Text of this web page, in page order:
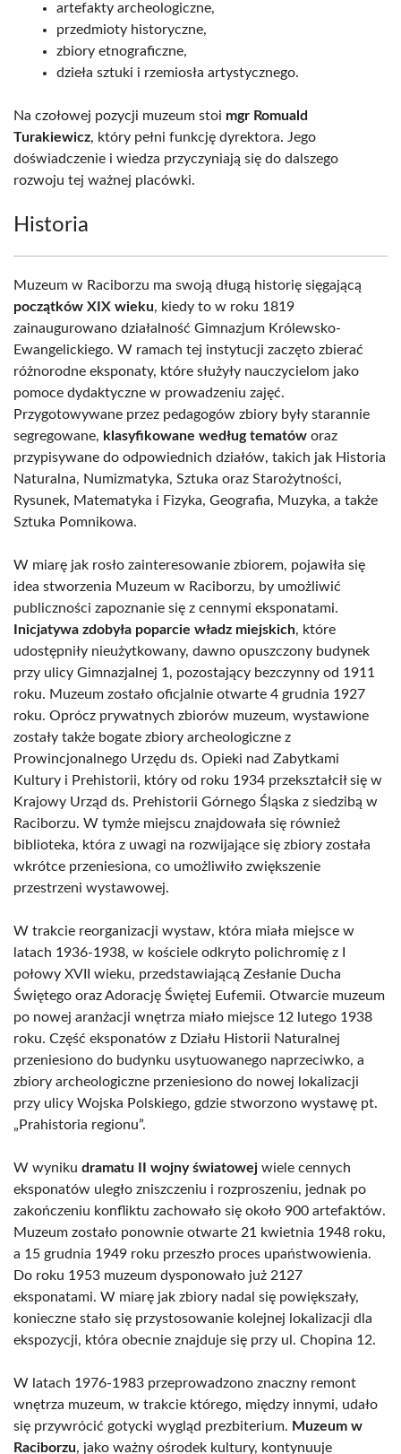
artefakty archeologiczne,
przedmioty historyczne,
zbiory etnograficzne,
dzieła sztuki i rzemiosła artystycznego.
Na czołowej pozycji muzeum stoi mgr Romuald
Turakiewicz, który pełni funkcję dyrektora. Jego
doświadczenie i wiedza przyczyniają się do dalszego
rozwoju tej ważnej placówki.
Historia
Muzeum w Raciborzu ma swoją długą historię sięgającą
początków XIX wieku, kiedy to w roku 1819
zainaugurowano działalność Gimnazjum Królewsko-
Ewangelickiego. W ramach tej instytucji zaczęto zbierać
różnorodne eksponaty, które służyły nauczycielom jako
pomoce dydaktyczne w prowadzeniu zajęć.
Przygotowywane przez pedagogów zbiory były starannie
segregowane, klasyfikowane według tematów oraz
przypisywane do odpowiednich działów, takich jak Historia
Naturalna, Numizmatyka, Sztuka oraz Starożytności,
Rysunek, Matematyka i Fizyka, Geografia, Muzyka, a także
Sztuka Pomnikowa.
W miarę jak rosło zainteresowanie zbiorem, pojawiła się
idea stworzenia Muzeum w Raciborzu, by umożliwić
publiczności zapoznanie się z cennymi eksponatami.
Inicjatywa zdobyła poparcie władz miejskich, które
udostępniły nieużytkowany, dawno opuszczony budynek
przy ulicy Gimnazjalnej 1, pozostający bezczynny od 1911
roku. Muzeum zostało oficjalnie otwarte 4 grudnia 1927
roku. Oprócz prywatnych zbiorów muzeum, wystawione
zostały także bogate zbiory archeologiczne z
Prowincjonalnego Urzędu ds. Opieki nad Zabytkami
Kultury i Prehistorii, który od roku 1934 przekształcił się w
Krajowy Urząd ds. Prehistorii Górnego Śląska z siedzibą w
Raciborzu. W tymże miejscu znajdowała się również
biblioteka, która z uwagi na rozwijające się zbiory została
wkrótce przeniesiona, co umożliwiło zwiększenie
przestrzeni wystawowej.
W trakcie reorganizacji wystaw, która miała miejsce w
latach 1936-1938, w kościele odkryto polichromię z I
połowy XVII wieku, przedstawiającą Zesłanie Ducha
Świętego oraz Adorację Świętej Eufemii. Otwarcie muzeum
po nowej aranżacji wnętrza miało miejsce 12 lutego 1938
roku. Część eksponatów z Działu Historii Naturalnej
przeniesiono do budynku usytuowanego naprzeciwko, a
zbiory archeologiczne przeniesiono do nowej lokalizacji
przy ulicy Wojska Polskiego, gdzie stworzono wystawę pt.
„Prahistoria regionu”.
W wyniku dramatu II wojny światowej wiele cennych
eksponatów uległo zniszczeniu i rozproszeniu, jednak po
zakończeniu konfliktu zachowało się około 900 artefaktów.
Muzeum zostało ponownie otwarte 21 kwietnia 1948 roku,
a 15 grudnia 1949 roku przeszło proces upaństwowienia.
Do roku 1953 muzeum dysponowało już 2127
eksponatami. W miarę jak zbiory nadal się powiększały,
konieczne stało się przystosowanie kolejnej lokalizacji dla
ekspozycji, która obecnie znajduje się przy ul. Chopina 12.
W latach 1976-1983 przeprowadzono znaczny remont
wnętrza muzeum, w trakcie którego, między innymi, udało
się przywrócić gotycki wygląd prezbiterium. Muzeum w
Raciborzu, jako ważny ośrodek kultury, kontynuuje